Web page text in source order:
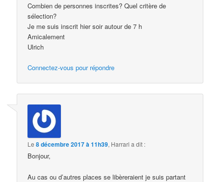
Combien de personnes inscrites? Quel critère de
sélection?
Je me suis inscrit hier soir autour de 7 h
Amicalement
Ulrich
Connectez-vous pour répondre
Le8 décembre 2017 à 11h39, Harrari a dit :
Bonjour,
Au cas ou d’autres places se libèreraient je suis partant